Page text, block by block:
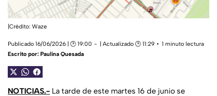
|Crédito: Waze
Publicado 16/06/2026 | 🕑 19:00 | Actualizado 🕑 11:29
1 minuto lectura
Escrito por: Paulina Quesada
NOTICIAS.- La tarde de este martes 16 de junio se